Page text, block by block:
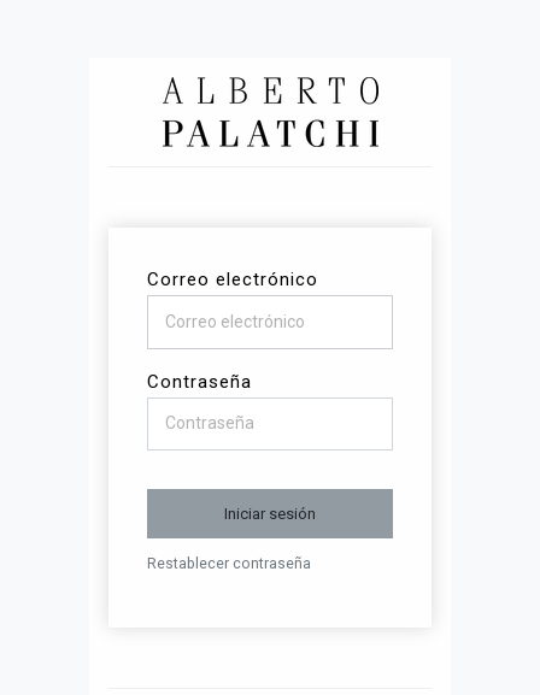
Correo electrónico
Contraseña
Iniciar sesión
Restablecer contraseña